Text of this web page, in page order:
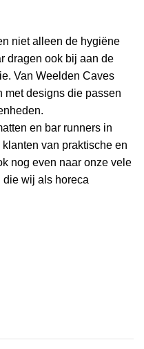
niet alleen de hygiëne
dragen ook bij aan de
Van Weelden Caves
met designs die passen
en bar runners in
van praktische en
nog even naar onze vele
wij als horeca